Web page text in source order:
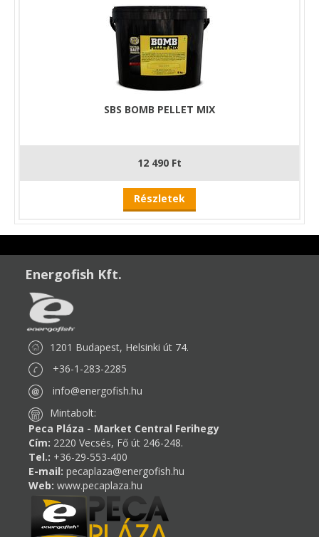
SBS BOMB PELLET MIX
12 490 Ft
Részletek
Energofish Kft.
1201 Budapest, Helsinki út 74.
+36-1-283-2285
info@energofish.hu
Mintabolt:
Peca Pláza - Market Central Ferihegy
Cím: 2220 Vecsés, Fő út 246-248.
Tel.: +36-29-553-400
E-mail: pecaplaza@energofish.hu
Web: www.pecaplaza.hu